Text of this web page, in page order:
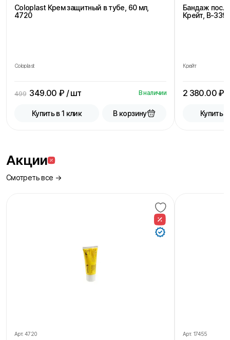
Coloplast Крем защитный в тубе, 60 мл,
4720
Coloplast
499 349.00 ₽ / шт В наличии
Купить в 1 клик В корзину
Бандаж
Крейт, В-
Крейт
2 380.00₽ /
Купить в
Акции
Смотреть все →
Арт. 4720 Арт. 17455